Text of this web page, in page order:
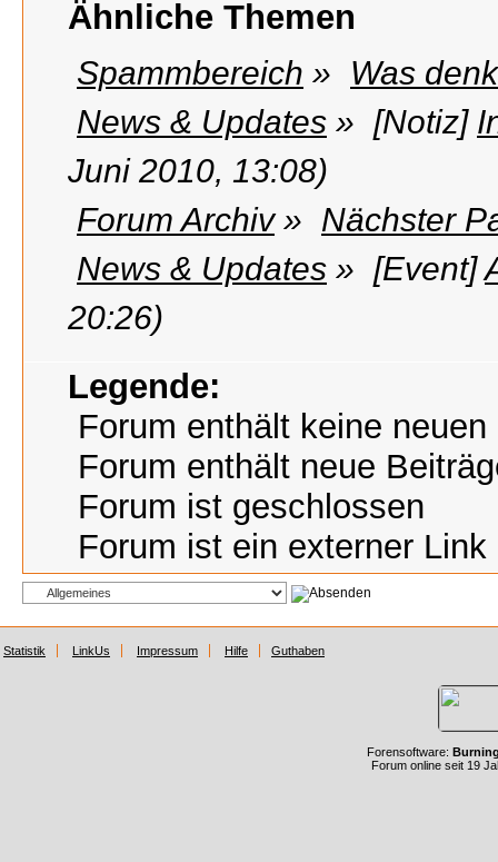
Ähnliche Themen
Spammbereich »
Was
News & Updates » [Notiz]
Juni 2010, 13:08)
Forum Archiv» Nächster
News & Updates » [Event]
20:26)
Legende:
Forum enthält keine neuen
Forum enthält neue
Forum ist geschlossen
Forum ist ein externer Link
Statistik LinkUs Impressum Hilfe Guthaben
Forensoftware:
Forum online seit 19